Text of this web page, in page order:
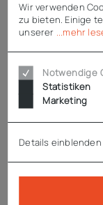
Enthaltenes
3 Paar
3 Tragroste GN
Technische Daten
Wir verwenden
zu bieten. Einige
unserer
...mehr
Notwendige
Statistiken
Marketing
Details einblenden